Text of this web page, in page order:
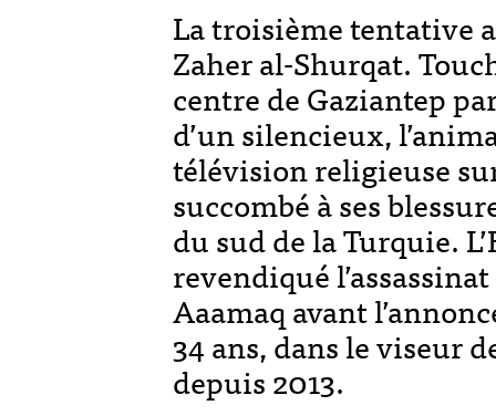
La troisième tentative
Zaher al-Shurqat.
centre de Gaziantep
d’un silencieux,
télévision religieuse
succombé à ses
du sud de la Turquie.
revendiqué
Aaamaq avant
34 ans, dans le viseur
depuis 2013.